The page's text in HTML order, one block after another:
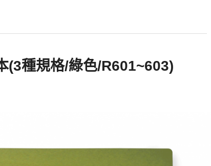
種規格/綠色/R601~603)